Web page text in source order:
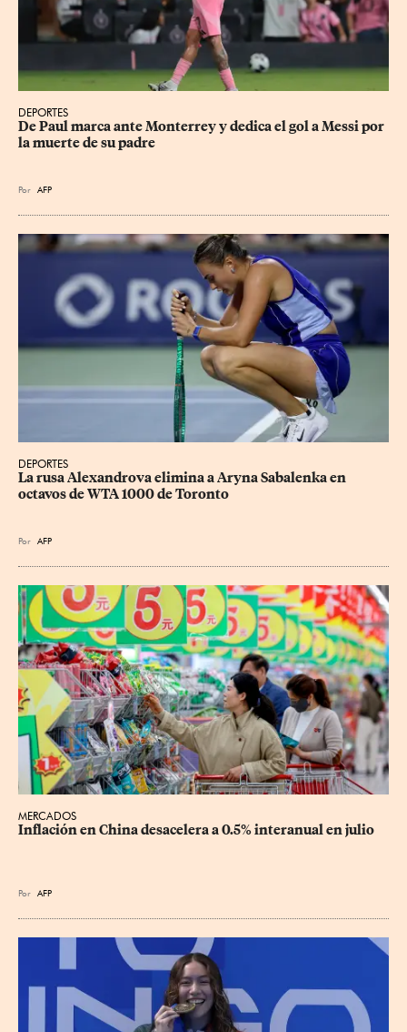
DEPORTES
De Paul marca ante Monterrey y dedica el gol a Messi por
la muerte de su padre
Por AFP
DEPORTES
La rusa Alexandrova elimina a Aryna Sabalenka en
octavos de WTA 1000 de Toronto
Por AFP
MERCADOS
Inflación en China desacelera a 0.5% interanual en julio
Por AFP